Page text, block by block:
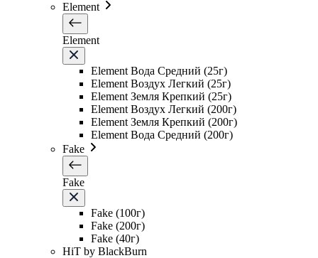
Element
Element
Element Вода Средний (25г)
Element Воздух Легкий (25г)
Element Земля Крепкий (25г)
Element Воздух Легкий (200г)
Element Земля Крепкий (200г)
Element Вода Средний (200г)
Fake
Fake
Fake (100г)
Fake (200г)
Fake (40г)
HiT by BlackBurn